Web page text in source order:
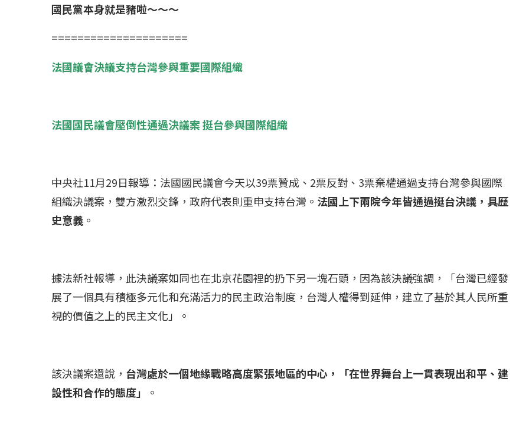
國民黨本身就是豬啦～～～
=====================
法國議會決議支持台灣參與重要國際組織
法國國民議會壓倒性通過決議案 挺台參與國際組織
中央社11月29日報導：法國國民議會今天以39票贊成、2票反對、3票棄權通過支持台灣參與國際
組織決議案，雙方激烈交鋒，政府代表則重申支持台灣。 法國上下兩院今年皆通過挺台決議，具歷
史意義 。
據法新社報導，此決議案如同也在北京花園裡的扔下另一塊石頭，因為該決議強調，「台灣已經發
展了一個具有積極多元化和充滿活力的民主政治制度，台灣人權得到延伸，建立了基於其人民所重
視的價值之上的民主文化」。
該決議案還說， 台灣處於一個地緣戰略高度緊張地區的中心，「在世界舞台上一貫表現出和平、建
設性和合作的態度」
。
島雷克雅內斯火... 哈馬斯引爆遠超4... 【國際】路透：德...